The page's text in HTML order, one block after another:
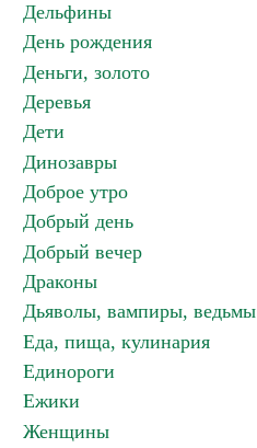
Дельфины
День рождения
Деньги, золото
Деревья
Дети
Динозавры
Доброе утро
Добрый день
Добрый вечер
Драконы
Дьяволы, вампиры, ведьмы
Еда, пища, кулинария
Единороги
Ежики
Женщины